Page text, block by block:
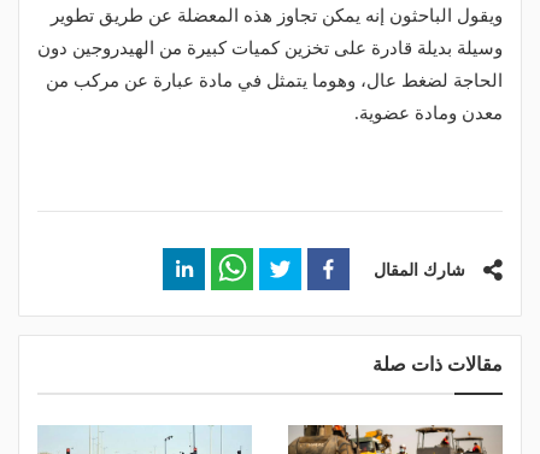
ويقول الباحثون إنه يمكن تجاوز هذه المعضلة عن طريق تطوير
وسيلة بديلة قادرة على تخزين كميات كبيرة من الهيدروجين دون
الحاجة لضغط عال، وهوما يتمثل في مادة عبارة عن مركب من
معدن ومادة عضوية.
شارك المقال
مقالات ذات صلة